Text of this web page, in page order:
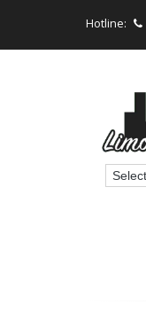
Hotline: